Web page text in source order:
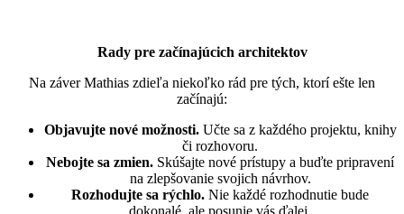
Rady pre začínajúcich architektov
Na záver Mathias zdieľa niekoľko rád pre tých, ktorí ešte len
začínajú:
Objavujte nové možnosti.Učte sa z každého projektu, knihy
či rozhovoru.
Nebojte sa zmien. Skúšajte nové prístupy a buďte pripravení
na zlepšovanie svojich návrhov.
Rozhodujte sa rýchlo. Nie každé rozhodnutie bude
dokonalé, ale posunie vás ďalej.